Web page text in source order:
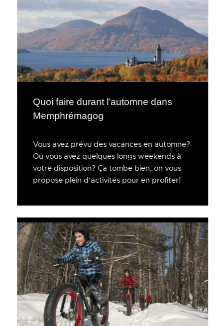
Quoi faire durant l’automne dans
Memphrémagog
Vous avez prévu des vacances en automne?
Ou vous avez quelques longs weekends à
votre disposition? Ça tombe bien, on vous
propose plein d’activités pour en profiter!